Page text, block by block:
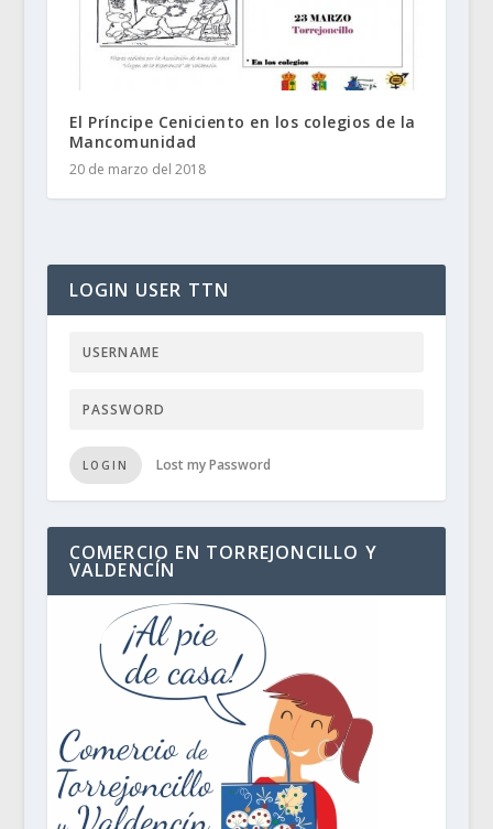
El Príncipe Ceniciento en los colegios de la
Mancomunidad
20 de marzo del 2018
LOGIN USER TTN
LOGIN Lost my Password
COMERCIO EN TORREJONCILLO Y
VALDENCÍN